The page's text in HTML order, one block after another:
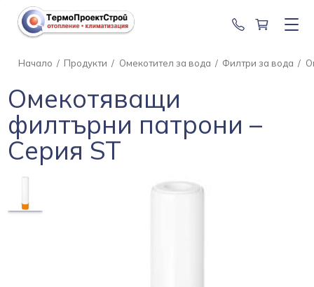
0888 201
Начало / Продукти / Омекотител за вода / Филтри за вода /
Омекотяващи
филтърни патрони –
Серия ST